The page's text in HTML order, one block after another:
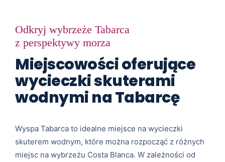
Odkryj wybrzeże Tabarca
z perspektywy morza
Miejscowości oferujące
wycieczki skuterami
wodnymi na Tabarcę
Wyspa Tabarca to idealne miejsce na wycieczki
skuterem wodnym, które można rozpocząć z różnych
miejsc na wybrzeżu Costa Blanca. W zależności od